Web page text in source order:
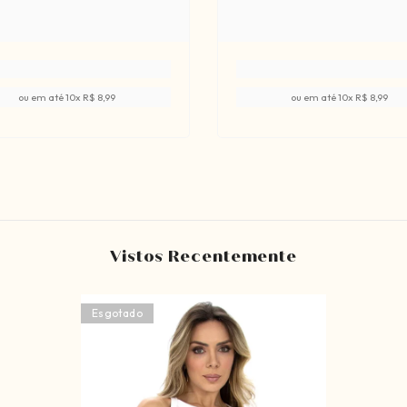
ou em até10x R$ 8,99 ou em até10x R$ 8,99
Vistos Recentemente
Esgotado